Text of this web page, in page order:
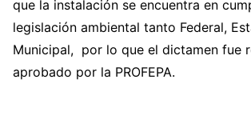
que la instalación se encuentra en
legislación ambiental tanto Federal,
Municipal, por lo que el dictamen fue
aprobado por la PROFEPA.